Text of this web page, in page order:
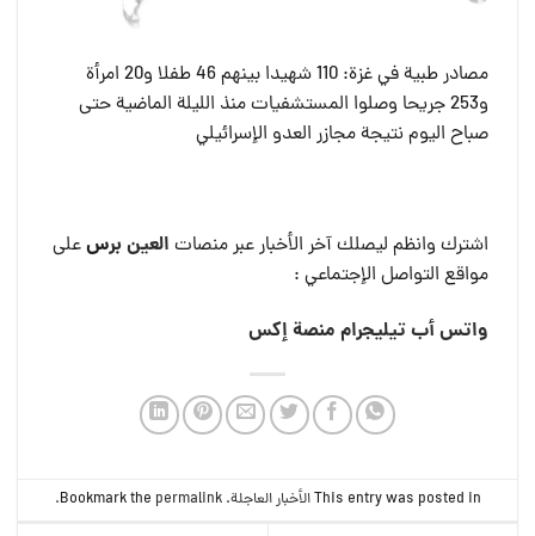
مصادر طبية في غزة: 110 شهيدا بينهم 46 طفلا و20 امرأة
و253 جريحا وصلوا المستشفيات منذ الليلة الماضية حتى
صباح اليوم نتيجة مجازر العدو الإسرائيلي
اشترك وانظم ليصلك آخر الأخبار عبر منصات العين برسعلى
مواقع التواصل الإجتماعي :
واتس أبتيليجرام منصة إكس
This entry was posted inالأخبار العاجلة. Bookmark the
permalink
.